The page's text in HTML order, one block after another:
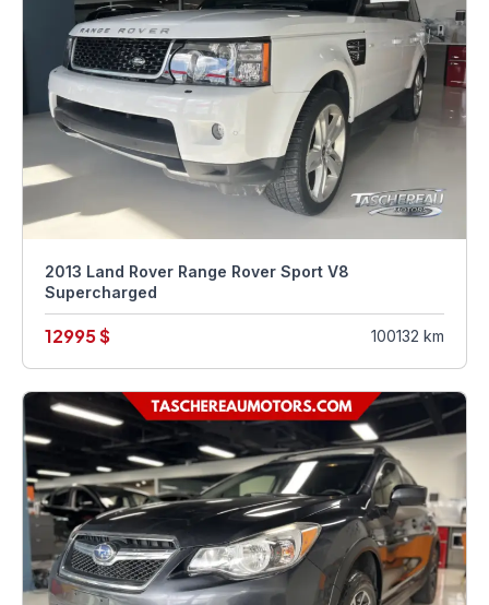
2013 Land Rover Range Rover Sport V8
Supercharged
12995 $ 100132 km